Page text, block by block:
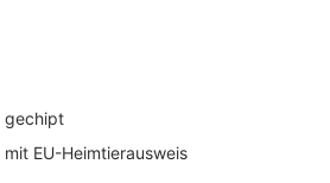
gechipt
mit EU-Heimtierausweis